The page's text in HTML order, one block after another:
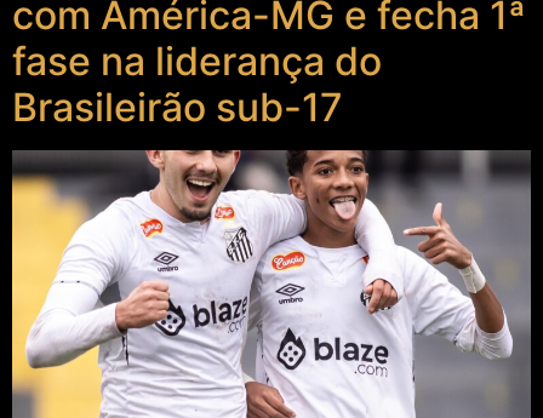
com América-MG e fecha 1ª
fase na liderança do
Brasileirão sub-17